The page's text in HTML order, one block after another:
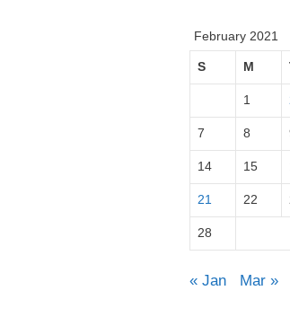
February 2021
S M
1
7 8
14 15
21 22
28
« Jan Mar »